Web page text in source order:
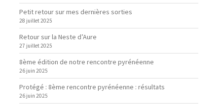
Petit retour sur mes dernières sorties
28 juillet 2025
Retour sur la Neste d’Aure
27 juillet 2025
8ème édition de notre rencontre pyrénéenne
26 juin 2025
Protégé : 8ème rencontre pyrénéenne : résultats
26 juin 2025